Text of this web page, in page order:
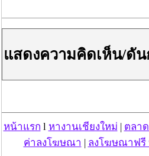
อันดับ ๑ : อาจารย์ อู๋ สมการหรือ
อำเภอเมือง จังหวัดเชียงใหม่ แ
ฮวงจุ้ย ซึ่งผู้ที่จะดูดวงต้องมีข้อมู
แสดงความคิดเห็น/ดัน
หน้าแรก l หางานเชียงใหม่ | ตลา
ค่าลงโฆษณา | ลงโฆษณาฟรี